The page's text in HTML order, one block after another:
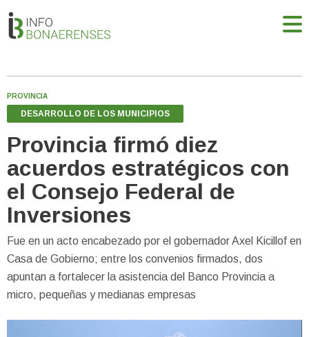
PROVINCIA
DESARROLLO DE LOS MUNICIPIOS
Provincia firmó diez
acuerdos estratégicos con
el Consejo Federal de
Inversiones
Fue en un acto encabezado por el gobernador Axel Kicillof en
Casa de Gobierno; entre los convenios firmados, dos
apuntan a fortalecer la asistencia del Banco Provincia a
micro, pequeñas y medianas empresas